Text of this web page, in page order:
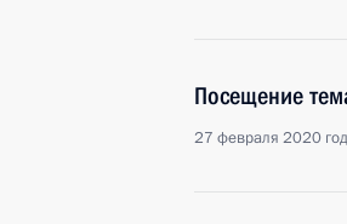
Посещение
27 февраля 2020